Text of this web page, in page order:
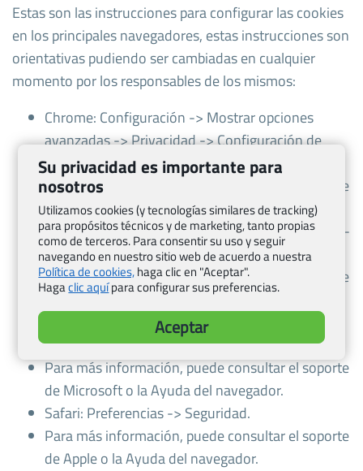
Estas son las instrucciones para configurar las cookies
en los principales navegadores, estas instrucciones son
orientativas pudiendo ser cambiadas en cualquier
momento por los responsables de los mismos:
Chrome: Configuración -> Mostrar opciones
avanzadas -> Privacidad -> Configuración de
contenido.
Para más información, puede consultar el soporte
de Google o la Ayuda del navegador.
Firefox: Herramientas -> Opciones -> Privacidad -
> Historial -> Configuración Personalizada.
Para más información, puede consultar el soporte
de Mozilla o la Ayuda del navegador.
Internet Explorer: Herramientas -> Opciones de
Internet -> Privacidad -> Configuración.
Para más información, puede consultar el soporte
de Microsoft o la Ayuda del navegador.
Safari: Preferencias -> Seguridad.
Para más información, puede consultar el soporte
de Apple o la Ayuda del navegador.
Su privacidad es importante para
nosotros
Utilizamos cookies (y tecnologías similares de tracking)
para propósitos técnicos y de marketing, tanto propias
como de terceros. Para consentir su uso y seguir
navegando en nuestro sitio web de acuerdo a nuestra
Política de cookies,haga clic en "Aceptar".
Hagaclic aquípara configurar sus preferencias.
Aceptar